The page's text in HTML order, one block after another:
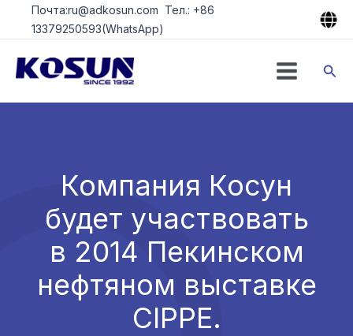
ПерейтиПочта:ru@adkosun.com Тел.: +86
13379250593(WhatsApp)
Компания Косун
будет участвовать
в 2014 Пекинском
нефтяном выставке
CIPPE.